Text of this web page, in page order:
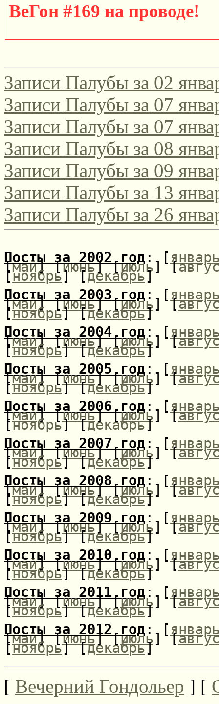
ВеГон #169 на проводе!
Участвуйте в
поэтическом интернет-
2021/2022!
Да, этот конкурс,
русскоязычных поэтов
Соответствующее
[url=http://
Записи Палубы за 02
Записи Палубы за 07
Записи Палубы за 07
Записи Палубы за 08
Записи Палубы за 09
Записи Палубы за 13
Записи Палубы за 26
Посты за 2002 год : [
[май] [июнь] [июль] [
[ноябрь] [декабрь]
Посты за 2003 год : [
[май] [июнь] [июль] [
[ноябрь] [декабрь]
Посты за 2004 год : [
[май] [июнь] [июль] [
[ноябрь] [декабрь]
Посты за 2005 год : [
[май] [июнь] [июль] [
[ноябрь] [декабрь]
Посты за 2006 год : [
[май] [июнь] [июль] [
[ноябрь] [декабрь]
Посты за 2007 год : [
[май] [июнь] [июль] [
[ноябрь] [декабрь]
Посты за 2008 год : [
[май] [июнь] [июль] [
[ноябрь] [декабрь]
Посты за 2009 год : [
[май] [июнь] [июль] [
[ноябрь] [декабрь]
Посты за 2010 год : [
[май] [июнь] [июль] [
[ноябрь] [декабрь]
Посты за 2011 год : [
[май] [июнь] [июль] [
[ноябрь] [декабрь]
Посты за 2012 год : [
[май] [июнь] [июль] [
[ноябрь] [декабрь]
[ Вечерний Гондольер ] [